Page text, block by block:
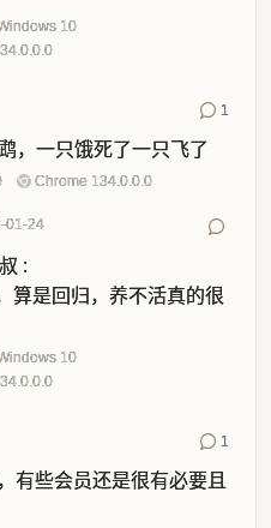
10
1
，一只饿死了一只飞了
Chrome 134.0.0.0
01-24
:
算是回归，养不活真的很
10
1
有些会员还是很有必要且